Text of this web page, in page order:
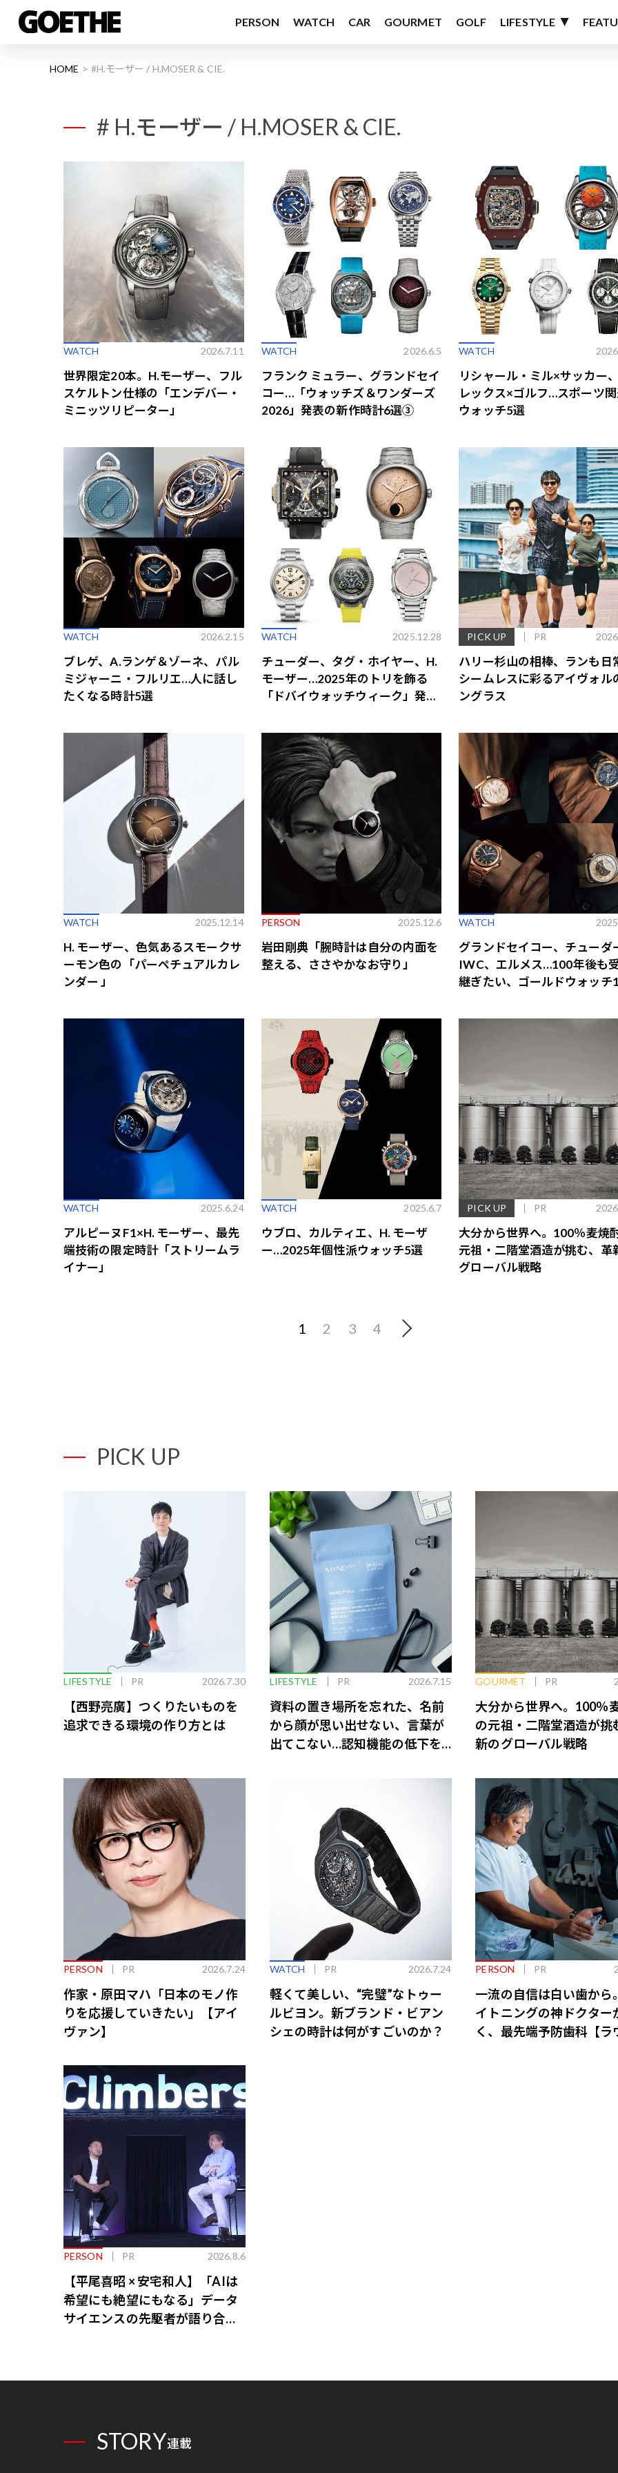
PERSON WATCH CAR GOURMET GOLF LIFESTYLE
HOME #H.モーザー / H.MOSER & CIE.
# H.モーザー / H.MOSER & CIE.
WATCH 2026.7.11
世界限定20本。H.モーザー、フル
スケルトン仕様の「エンデバー・
ミニッツリピーター」
WATCH 2026.6.5
フランク ミュラー、グランドセイ
コー…「ウォッチズ＆ワンダーズ
2026」発表の新作時計6選③
WATCH
リシャール・ミル×サッカー
レックス×ゴルフ…スポーツ
ウォッチ5選
WATCH 2026.2.15
ブレゲ、A.ランゲ＆ゾーネ、パル
ミジャーニ・フルリエ…人に話し
たくなる時計5選
WATCH 2025.12.28
チューダー、タグ・ホイヤー、H.
モーザー…2025年のトリを飾る
「ドバイウォッチウィーク」発表
PICK UP PR
ハリー杉山の相棒、ランも日
シームレスに彩るアイヴォル
ングラス
WATCH 2025.12.14
H. モーザー、色気あるスモークサ
ーモン色の「パーペチュアルカレ
ンダー 」
PERSON 2025.12.6
岩田剛典「腕時計は自分の内面を
整える、ささやかなお守り」
WATCH
グランドセイコー、チューダ
IWC、エルメス…100年後も
継ぎたい、ゴールドウォッチ
WATCH 2025.6.24
アルピーヌF1×H. モーザー、最先
端技術の限定時計「ストリームラ
イナー」
WATCH 2025.6.7
ウブロ、カルティエ、H. モーザ
ー…2025年個性派ウォッチ5選
PICK UP PR
大分から世界へ。100％麦焼
元祖・二階堂酒造が挑む、革
グローバル戦略
1 2 3 4
歌舞伎俳優・尾上右近が休息を過
前列ホテル「UMITO 熱海 別邸」
PICK UP
LIFESTYLE PR 2026.7.30
【西野亮廣】つくりたいものを
追求できる環境の作り方とは
LIFESTYLE PR 2026.7.15
資料の置き場所を忘れた、名前
から顔が思い出せない、言葉が
出てこない…認知機能の低下を
GOURMET PR
大分から世界へ。100％
の元祖・二階堂酒造が挑
新のグローバル戦略
PERSON PR 2026.7.24
作家・原田マハ「日本のモノ作
りを応援していきたい」【アイ
ヴァン】
WATCH PR 2026.7.24
軽くて美しい、“完璧”なトゥー
ルビヨン。新ブランド・ビアン
シェの時計は何がすごいのか？
PERSON PR
一流の自信は白い歯から
イトニングの神ドクター
く、最先端予防歯科【ラ
PERSON PR 2026.8.6
【平尾喜昭 × 安宅和人】「AIは
希望にも絶望にもなる」データ
サイエンスの先駆者が語り合う
STORY連載